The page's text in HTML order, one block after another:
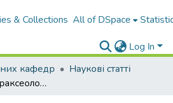
& Collections All of DSpace
Log In
кафедр
Наукові статті
Теоретичні та праксеологічні аспекти фіксування та використання у кримінальному процесуальному доказуванні інформації з Інтернет-джерел